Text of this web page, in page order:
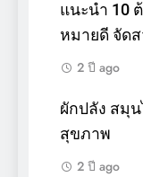
แนะนำ 10
หมายดี จัด
2 ปี ago
ผักปลัง สมุ
สุขภาพ
2 ปี ago